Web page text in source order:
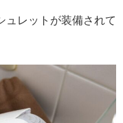
ュレットが装備されて